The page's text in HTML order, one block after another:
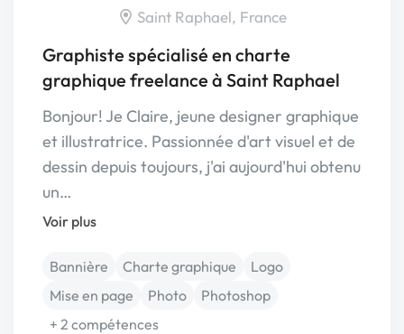
Saint Raphael, France
Graphiste spécialisé en charte
graphique freelance à Saint Raphael
Bonjour! Je Claire, jeune designer graphique
et illustratrice. Passionnée d'art visuel et de
dessin depuis toujours, j'ai aujourd'hui obtenu
un…
Voir plus
Bannière Charte graphique
Logo
Mise en page
Photo
Photoshop
+ 2 compétences